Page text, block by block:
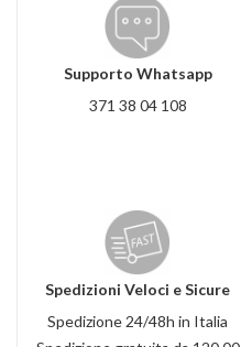
Supporto Whatsapp
371 38 04 108
Spedizioni Veloci e Sicure
Spedizione 24/48h in Italia